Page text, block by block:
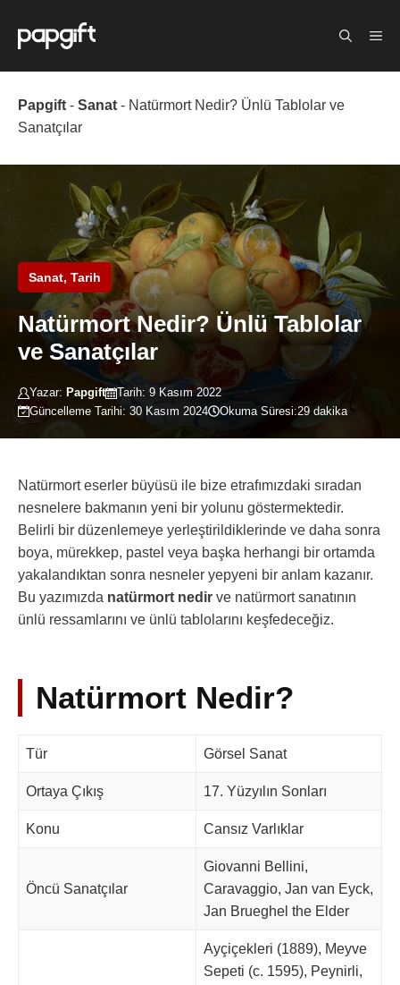
atla
Papgift - Sanat - Natürmort Nedir? Ünlü Tablolar ve
Sanatçılar
Sanat, Tarih
Natürmort Nedir? Ünlü Tablolar
ve Sanatçılar
Yazar: Papgift Tarih: 9 Kasım 2022
Güncelleme Tarihi:30 Kasım 2024 Okuma Süresi:29 dakika
Natürmort eserler büyüsü ile bize etrafımızdaki sıradan
nesnelere bakmanın yeni bir yolunu göstermektedir.
Belirli bir düzenlemeye yerleştirildiklerinde ve daha sonra
boya, mürekkep, pastel veya başka herhangi bir ortamda
yakalandıktan sonra nesneler yepyeni bir anlam kazanır.
Bu yazımızda natürmort nedir ve natürmort sanatının
ünlü ressamlarını ve ünlü tablolarını keşfedeceğiz.
Natürmort Nedir?
Tür Görsel Sanat
Ortaya Çıkış 17. Yüzyılın Sonları
Konu Cansız Varlıklar
Öncü Sanatçılar
Giovanni Bellini,
Caravaggio, Jan van Eyck,
Jan Brueghel the Elder
Ayçiçekleri (1889), Meyve
Sepeti (c. 1595), Peynirli,